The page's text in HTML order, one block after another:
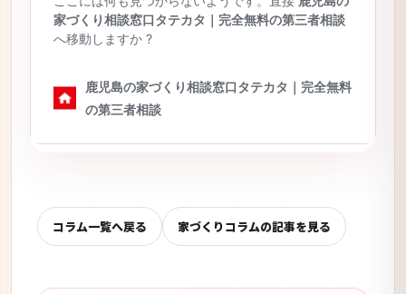
コラム一覧へ戻る 家づくりコラムの記事を見る